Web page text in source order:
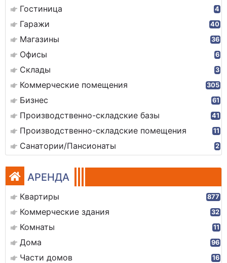
Гостиница 4
Гаражи 40
Магазины 36
Офисы 6
Склады 3
Коммерческие помещения 305
Бизнес 61
Производственно-складские базы 41
Производственно-складские помещения 11
Санатории/Пансионаты 2
АРЕНДА
Квартиры 877
Коммерческие здания 32
Комнаты 11
Дома 96
Части домов 16